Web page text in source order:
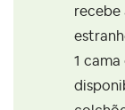
recebe
1 cama